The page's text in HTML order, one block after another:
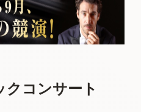
クコンサート